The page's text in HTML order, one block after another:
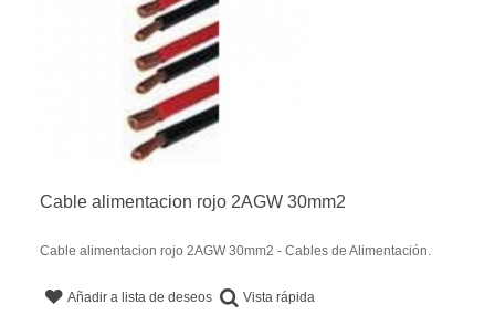
Cable alimentacion rojo 2AGW 30mm2
Cable alimentacion rojo 2AGW 30mm2 - Cables de Alimentación.
Añadir a lista de deseos Vista rápida